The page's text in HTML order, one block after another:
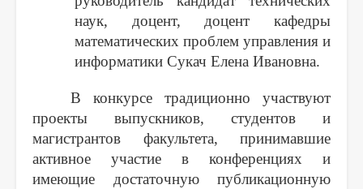
наук, доцент, доцент кафедры
математических проблем управления и
информатики Сукач Елена Ивановна.
В конкурсе традиционно участвуют
проекты выпускников, студентов и
магистрантов факультета, принимавшие
активное участие в конференциях и
имеющие достаточную публикационную